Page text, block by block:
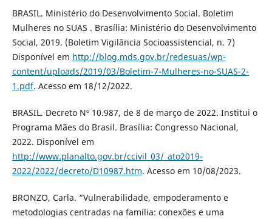
BRASIL. Ministério do Desenvolvimento Social. Boletim
Mulheres no SUAS . Brasília: Ministério do Desenvolvimento
Social, 2019. (Boletim Vigilância Socioassistencial, n. 7)
Disponível em http://blog.mds.gov.br/redesuas/wp-
content/uploads/2019/03/Boletim-7-Mulheres-no-SUAS-2-
1.pdf. Acesso em 18/12/2022.
BRASIL. Decreto Nº 10.987, de 8 de março de 2022. Institui o
Programa Mães do Brasil. Brasília: Congresso Nacional,
2022. Disponível em
http://www.planalto.gov.br/ccivil_03/_ato2019-
2022/2022/decreto/D10987.htm. Acesso em 10/08/2023.
BRONZO, Carla. “Vulnerabilidade, empoderamento e
metodologias centradas na família: conexões e uma